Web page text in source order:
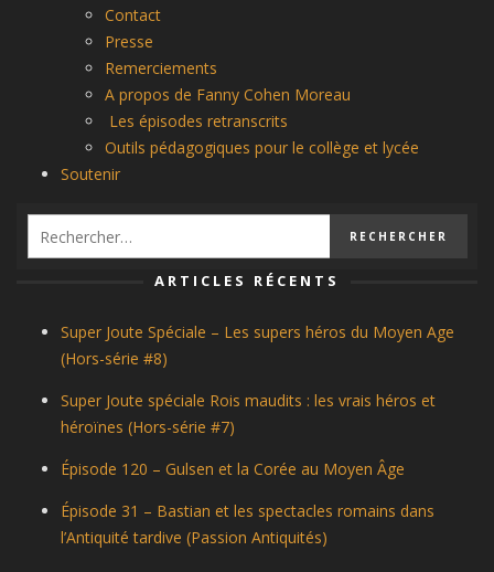
Contact
Presse
Remerciements
A propos de Fanny Cohen Moreau
Les épisodes retranscrits
Outils pédagogiques pour le collège et lycée
Soutenir
ARTICLES RÉCENTS
Super Joute Spéciale – Les supers héros du Moyen Age
(Hors-série #8)
Super Joute spéciale Rois maudits : les vrais héros et
héroïnes (Hors-série #7)
Épisode 120 – Gulsen et la Corée au Moyen Âge
Épisode 31 – Bastian et les spectacles romains dans
l’Antiquité tardive (Passion Antiquités)